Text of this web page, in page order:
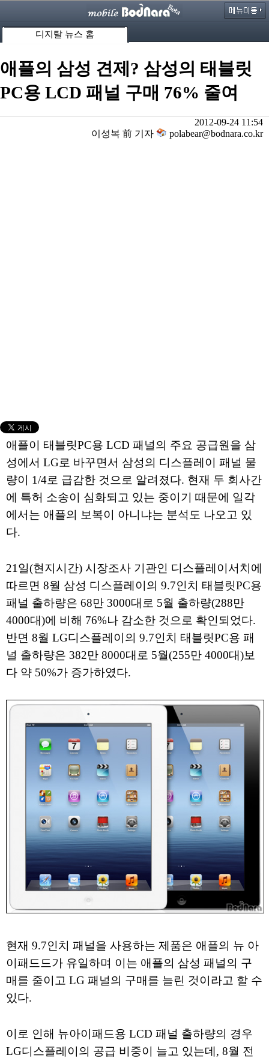
디지탈 뉴스 홈
애플의 삼성 견제? 삼성의 태블릿
PC용 LCD 패널 구매 76% 줄여
2012-09-24 11:54
이성복 前 기자
polabear@bodnara.co.kr
애플이 태블릿PC용 LCD 패널의 주요 공급원을 삼
성에서 LG로 바꾸면서 삼성의 디스플레이 패널 물
량이 1/4로 급감한 것으로 알려졌다. 현재 두 회사간
에 특허 소송이 심화되고 있는 중이기 때문에 일각
에서는 애플의 보복이 아니냐는 분석도 나오고 있
다.
21일(현지시간) 시장조사 기관인 디스플레이서치에
따르면 8월 삼성 디스플레이의 9.7인치 태블릿PC용
패널 출하량은 68만 3000대로 5월 출하량(288만
4000대)에 비해 76%나 감소한 것으로 확인되었다.
반면 8월 LG디스플레이의 9.7인치 태블릿PC용 패
널 출하량은 382만 8000대로 5월(255만 4000대)보
다 약 50%가 증가하였다.
현재 9.7인치 패널을 사용하는 제품은 애플의 뉴 아
이패드드가 유일하며 이는 애플의 삼성 패널의 구
매를 줄이고 LG 패널의 구매를 늘린 것이라고 할 수
있다.
이로 인해 뉴아이패드용 LCD 패널 출하량의 경우
LG디스플레이의 공급 비중이 늘고 있는데, 8월 전